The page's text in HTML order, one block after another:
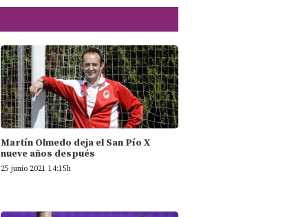
Martín Olmedo deja el San Pío X
nueve años después
25 junio 2021 14:15h